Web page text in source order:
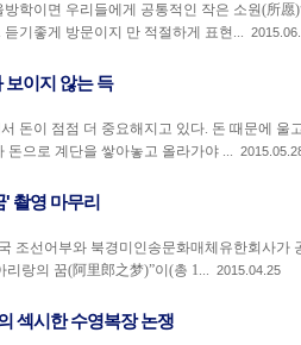
방학이면 우리들에게 공통적인 작은 소원(所
기좋게 방문이지 만 적절하게 표현...
보이지 않는 득
돈이 점점 더 중요해지고 있다. 돈 때문에 울
돈으로 계단을 쌓아놓고 올라가야 ...
촬영 마무리
조선어부와 북경미인송문화매체유한회사가
리랑의 꿈(阿里郎之梦)”이(총 1... 2015.04.25
섹시한 수영복장 논쟁